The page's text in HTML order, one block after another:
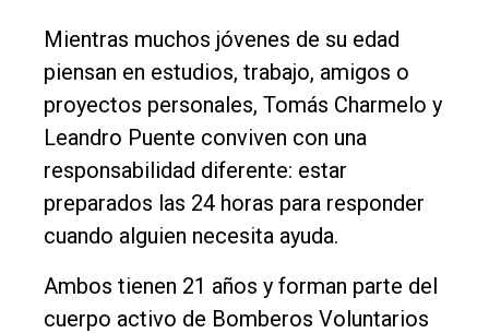
Mientras muchos jóvenes de su edad
piensan en estudios, trabajo, amigos o
proyectos personales, Tomás Charmelo y
Leandro Puente conviven con una
responsabilidad diferente: estar
preparados las 24 horas para responder
cuando alguien necesita ayuda.
Ambos tienen 21 años y forman parte del
cuerpo activo de Bomberos Voluntarios